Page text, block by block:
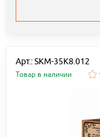
Арт.: SKM-35K8.012
Товар в наличии